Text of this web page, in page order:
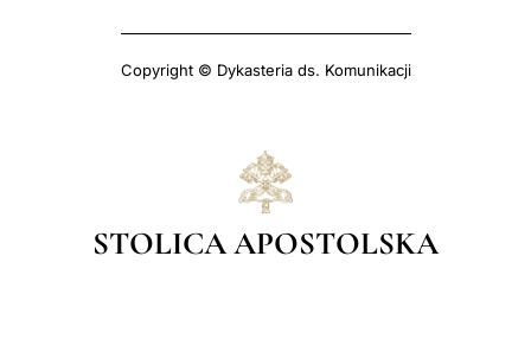
Copyright © Dykasteria ds. Komunikacji
STOLICA APOSTOLSKA